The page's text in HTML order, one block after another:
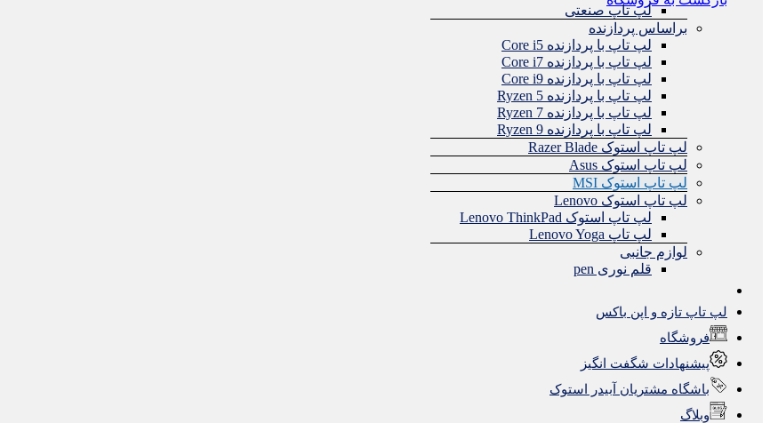
لپ تاپ صنعتی
براساس پردازنده
لپ تاپ با پردازنده Core i5
لپ تاپ با پردازنده Core i7
لپ تاپ با پردازنده Core i9
لپ تاپ با پردازنده Ryzen 5
لپ تاپ با پردازنده Ryzen 7
لپ تاپ با پردازنده Ryzen 9
لپ تاپ استوک Razer Blade
لپ تاپ استوک Asus
لپ تاپ استوک MSI
لپ تاپ استوک Lenovo
لپ تاپ استوک Lenovo ThinkPad
لپ تاپ Lenovo Yoga
لوازم جانبی
قلم نوری pen
لپ تاپ تازه و اپن باکس
فروشگاه
پیشنهادات شگفت انگیز
باشگاه مشتریان آبیدر استوک
وبلاگ